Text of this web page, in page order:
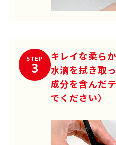
STEP
3
キレイな柔ら
水滴を拭き取
成分を含んだ
でください）